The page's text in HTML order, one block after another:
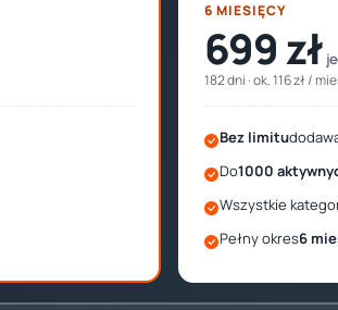
6 MIESIĘCY
699 zł
182 dni · ok. 116 zł /
Bez limitu
Do1000
Wszystkie
Pełny okres6